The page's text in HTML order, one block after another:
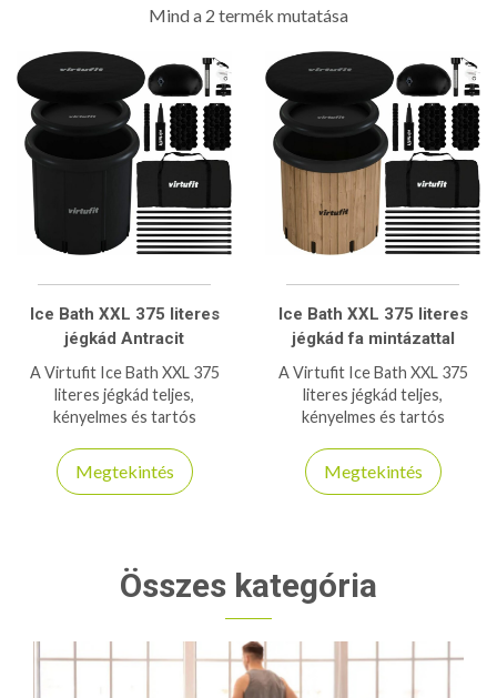
Mind a 2 termék mutatása
Ice Bath XXL 375 literes
jégkád Antracit
A Virtufit Ice Bath XXL 375
literes jégkád teljes,
kényelmes és tartós
Megtekintés
Ice Bath XXL 375 literes
jégkád fa mintázattal
A Virtufit Ice Bath XXL 375
literes jégkád teljes,
kényelmes és tartós
Megtekintés
Összes kategória